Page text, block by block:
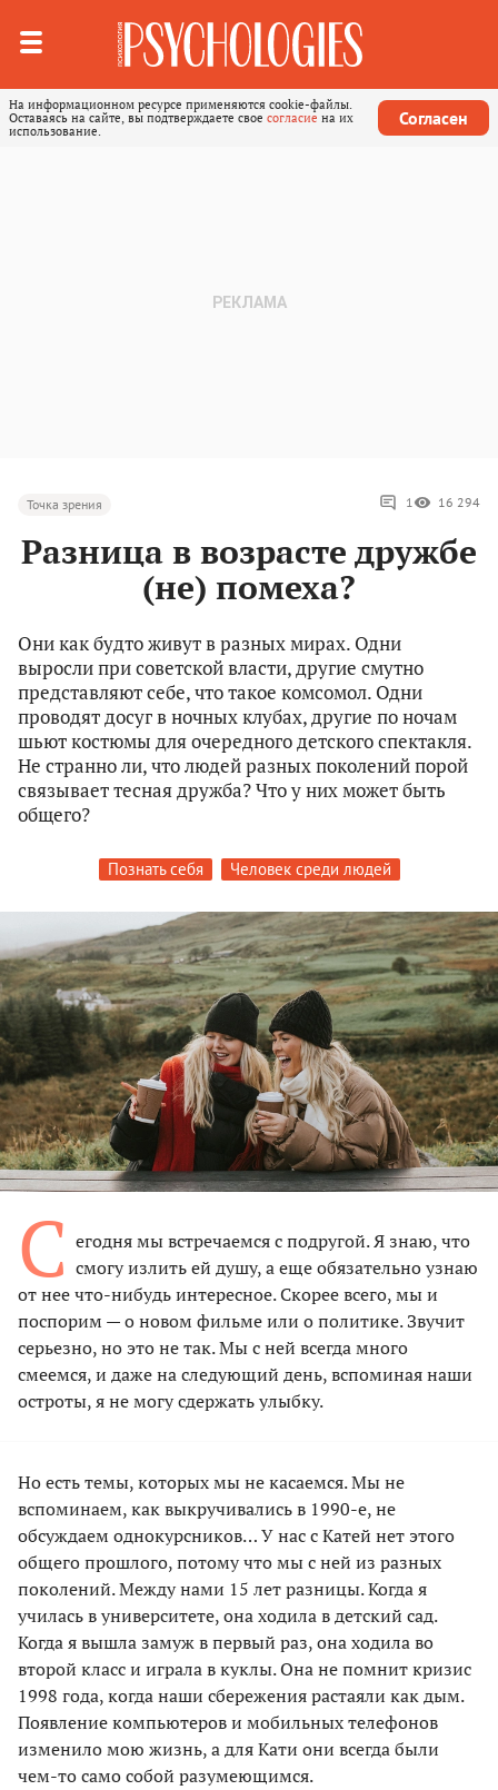
На информационном ресурсе применяются cookie-файлы.
Оставаясь на сайте, вы подтверждаете свое согласие на их
использование.
Согласен
Точка зрения 1 16 294
Разница в возрасте дружбе
(не) помеха?
Они как будто живут в разных мирах. Одни
выросли при советской власти, другие смутно
представляют себе, что такое комсомол. Одни
проводят досуг в ночных клубах, другие по ночам
шьют костюмы для очередного детского спектакля.
Не странно ли, что людей разных поколений порой
связывает тесная дружба? Что у них может быть
общего?
Познать себя Человек среди людей
С егодня мы встречаемся с подругой. Я знаю, что
смогу излить ей душу, а еще обязательно узнаю
от нее что-нибудь интересное. Скорее всего, мы и
поспорим — о новом фильме или о политике. Звучит
серьезно, но это не так. Мы с ней всегда много
смеемся, и даже на следующий день, вспоминая наши
остроты, я не могу сдержать улыбку.
Но есть темы, которых мы не касаемся. Мы не
вспоминаем, как выкручивались в 1990-е, не
обсуждаем однокурсников… У нас с Катей нет этого
общего прошлого, потому что мы с ней из разных
поколений. Между нами 15 лет разницы. Когда я
училась в университете, она ходила в детский сад.
Когда я вышла замуж в первый раз, она ходила во
второй класс и играла в куклы. Она не помнит кризис
1998 года, когда наши сбережения растаяли как дым.
Появление компьютеров и мобильных телефонов
изменило мою жизнь, а для Кати они всегда были
чем-то само собой разумеющимся.